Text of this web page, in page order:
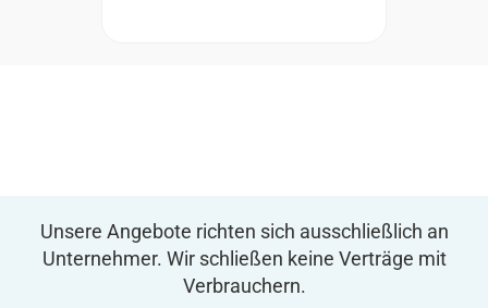
Unsere Angebote richten sich ausschließlich an
Unternehmer. Wir schließen keine Verträge mit
Verbrauchern.